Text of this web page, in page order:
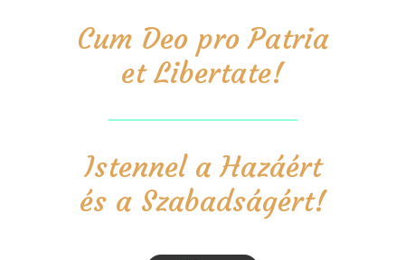
Cum Deo pro Patria
et Libertate!
Istennel a Hazáért
és a Szabadságért!